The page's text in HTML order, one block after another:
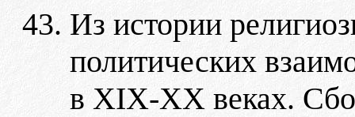
Из истории
политических
в XIX-XX веках.